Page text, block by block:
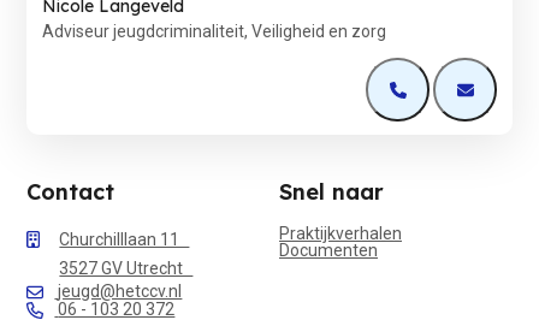
Nicole Langeveld
Adviseur jeugdcriminaliteit, Veiligheid en zorg
Open deOpen de
Contact
Churchilllaan 11
3527 GV Utrecht
jeugd@hetccv.nl
06 - 103 20 372
Snel naar
Praktijkverhalen
Documenten